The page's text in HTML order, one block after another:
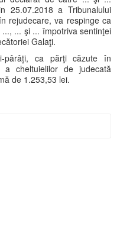
25.07.2018 a Tribunalului
rejudecare, va respinge ca
... şi ... împotriva sentinţei
Galaţi.
pârâți, ca părţi căzute în
cheltuielilor de judecată
de 1.253,53 lei.